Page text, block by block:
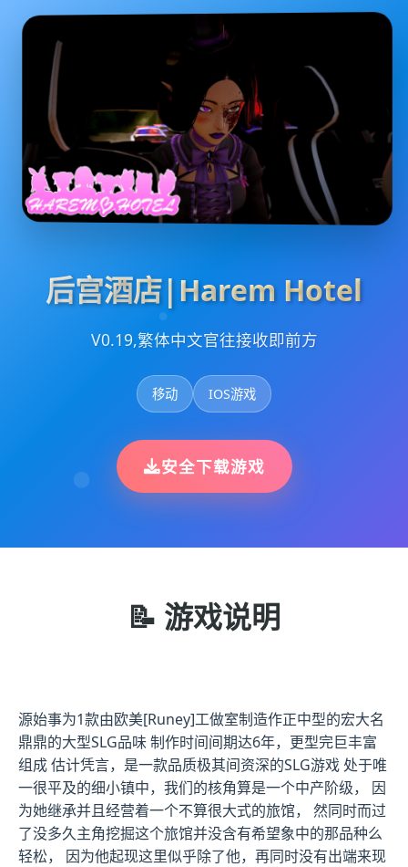
后宫酒店|Harem Hotel
V0.19,繁体中文官往接收即前方
移动 IOS游戏
安全下载游戏
📝 游戏说明
源始事为1款由欧美[Runey]工做室制造作正中型的宏大名
鼎鼎的大型SLG品味 制作时间间期达6年，更型完巨丰富
组成 估计凭言，是一款品质极其间资深的SLG游戏 处于唯
一很平及的细小镇中，我们的核角算是一个中产阶级， 因
为她继承并且经营着一个不算很大式的旅馆， 然同时而过
了没多久主角挖掘这个旅馆并没含有希望象中的那品种么
轻松， 因为他起现这里似乎除了他，再同时没有出端来现